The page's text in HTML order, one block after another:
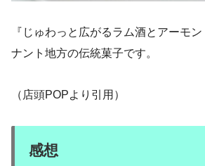
『じゅわっと広がるラム酒とアーモン
ナント地方の伝統菓子です。
（店頭POPより引用）
感想